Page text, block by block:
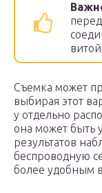
Съемка может
выбирая этот
у отдельно
она может быть
результатов
беспроводную
более удобным